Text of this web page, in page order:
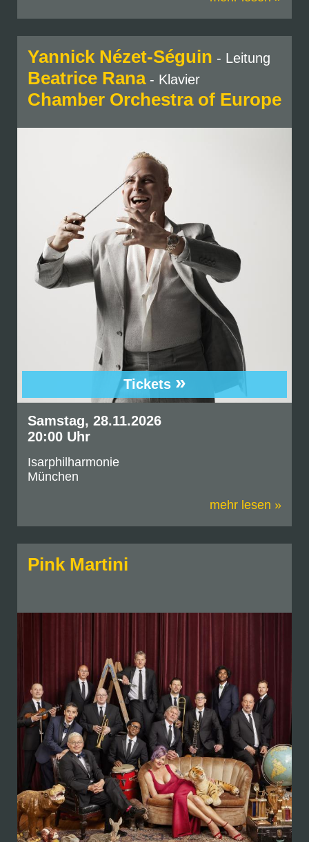
Yannick Nézet-Séguin - Leitung
Beatrice Rana- Klavier
Chamber Orchestra of Europe
Tickets »
Samstag, 28.11.2026
20:00 Uhr
Isarphilharmonie
München
mehr lesen »
Pink Martini